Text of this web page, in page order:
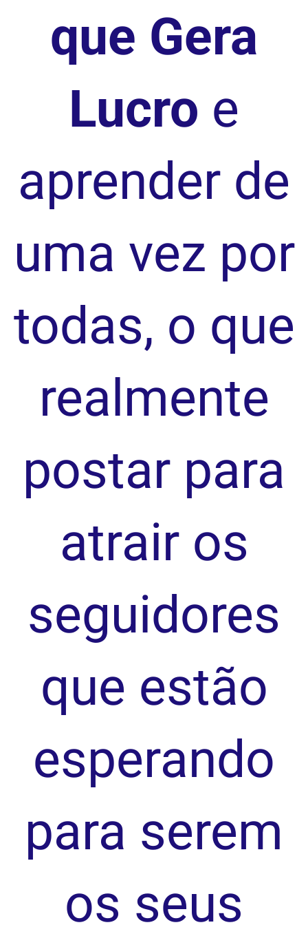
que Gera
Lucro e
aprender de
uma vez por
todas, o que
realmente
postar para
atrair os
seguidores
que estão
esperando
para serem
os seus